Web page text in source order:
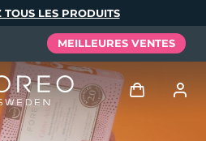
LES PRODUITS
MEILLEURES VENTES